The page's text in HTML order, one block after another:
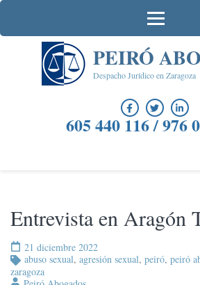
Saltar
contenido
PEIRÓ
Despacho Jurídico en Zaragoza
605 440 116 / 976
Entrevista en Aragón
21 diciembre 2022
abuso sexual, agresión sexual, peiró, peiró
zaragoza